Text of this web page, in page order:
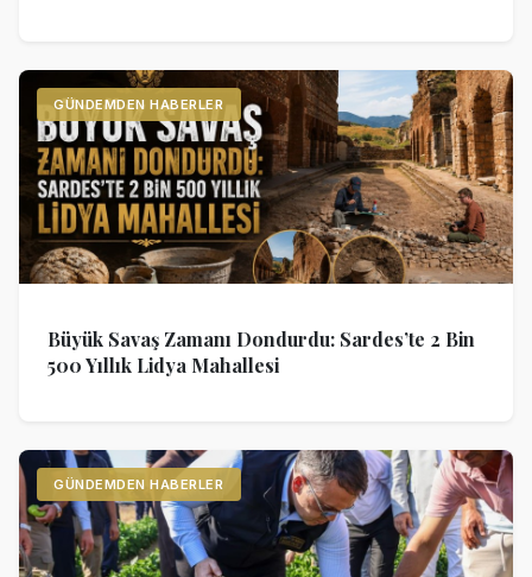
GÜNDEMDEN HABERLER
Büyük Savaş Zamanı Dondurdu: Sardes’te 2 Bin
500 Yıllık Lidya Mahallesi
GÜNDEMDEN HABERLER